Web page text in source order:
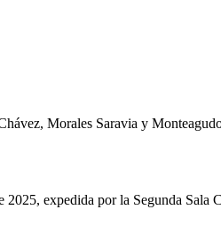
Morales Saravia y
expedida por la Segunda Sala